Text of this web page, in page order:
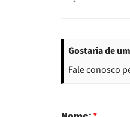
Gostaria de
Fale conosco